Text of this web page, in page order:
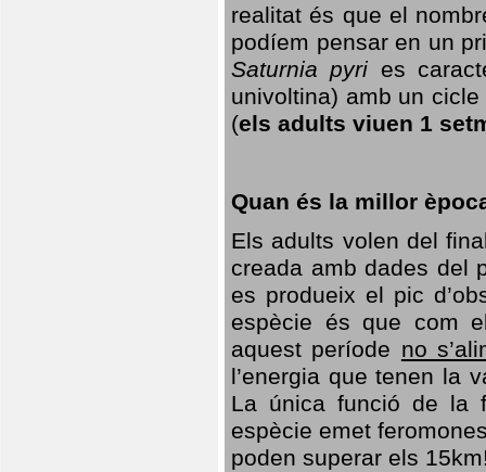
realitat és que el
podíem pensar en un
Saturnia pyri es
univoltina) amb un
(els adults viuen 1
Quan és la millor
Els adults volen del
creada amb dades del
es produeix el pic
espècie és que com
aquest període no
l’energia que tenen la
La única funció de la
espècie emet
poden superar els